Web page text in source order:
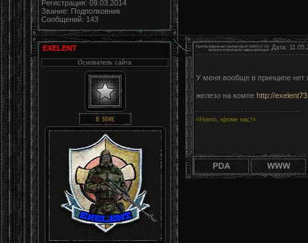
Регистрация: 09.03.2014
Звание: Подполковник
Сообщений: 143
EXELENT
Основатель сайта
Дата:
У меня вообще в принципе
железо на компе http://
«Никто, кроме нас!»